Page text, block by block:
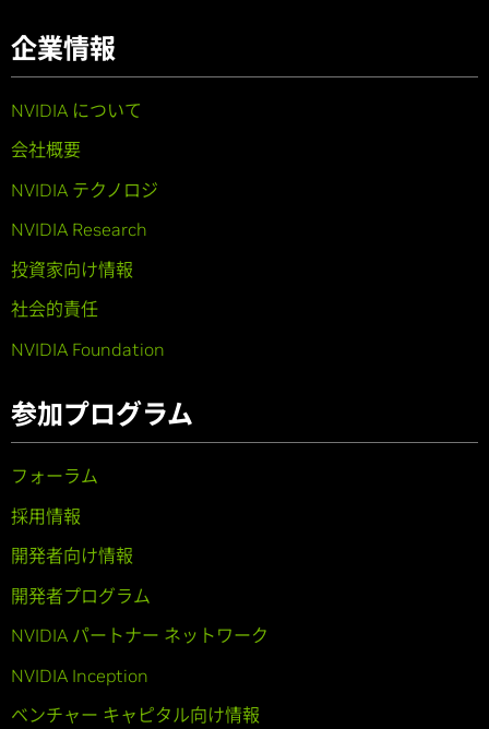
企業情報
NVIDIA について
会社概要
NVIDIA テクノロジ
NVIDIA Research
投資家向け情報
社会的責任
NVIDIA Foundation
参加プログラム
フォーラム
採用情報
開発者向け情報
開発者プログラム
NVIDIA パートナー ネットワーク
NVIDIA Inception
ベンチャー キャピタル向け情報